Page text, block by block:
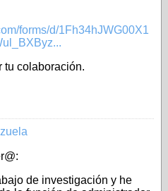
forms/d/1Fh34hJWG00X1
tu colaboración.
de investigación y he